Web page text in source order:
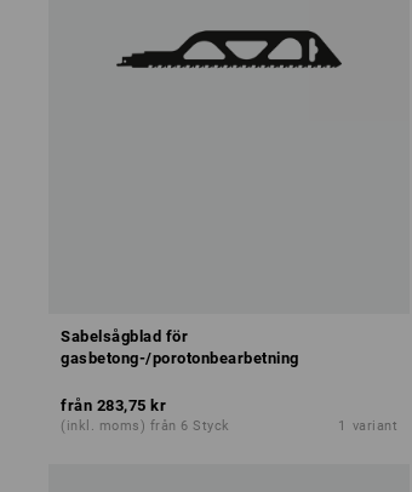
Sabelsågblad för
gasbetong-/porotonbearbetning
från 283,75 kr
(inkl. moms) från 6 Styck 1 variant